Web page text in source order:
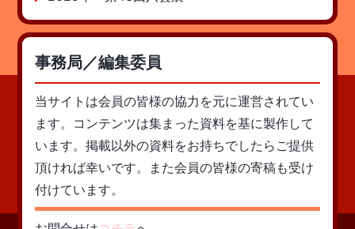
事務局／編集委員
当サイトは会員の皆様の協力を元に運営されてい
ます。コンテンツは集まった資料を基に製作して
います。掲載以外の資料をお持ちでしたらご提供
頂ければ幸いです。また会員の皆様の寄稿も受け
付けています。